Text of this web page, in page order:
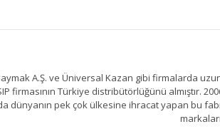
fiyatı diğer sitelerden daha pahalı.
A.Ş. ve Üniversal Kazan gibi firmalarda
firmasının Türkiye distribütörlüğünü almıştır.
dünyanın pek çok ülkesine ihracat yapan bu